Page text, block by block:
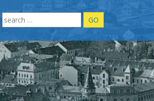
Search
for: